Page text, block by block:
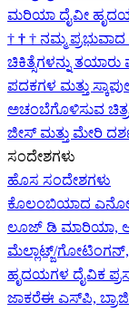
ಮರಿಯಾ ದೈವೀ
† † † ನಮ್ಮ
ಚಿಕಿತ್ಸೆಗಳನ್ನು
ಪದಕಗಳ ಮತ್ತು
ಅಚಂಬೆಗೊಳಿಸುವ
ಜೀಸ್‌ ಮತ್ತು ಮೇರಿ
ಸಂದೇಶಗಳು
ಹೊಸ ಸಂದೇಶಗಳು
ಕೊಲಂಬಿಯಾದ
ಲೂಜ್ ಡಿ ಮಾರಿಯಾ,
ಮೆಲ್ಲಾಟ್ಜ್/
ಹೃದಯಗಳ ದೈವಿಕ
ಜಾಕರೆಈ ಎಸ್‌ಪಿ,